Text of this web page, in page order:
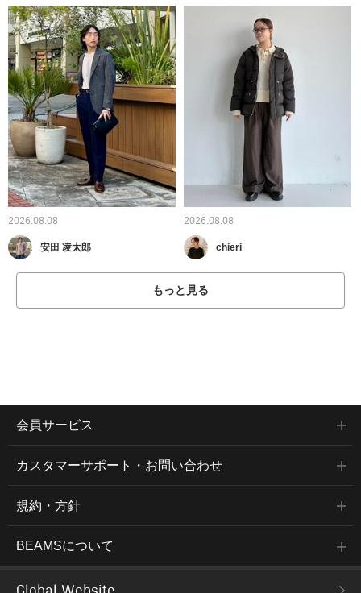
2026.08.08
安田 凌太郎
2026.08.08
chieri
もっと見る
会員サービス
カスタマーサポート・お問い合わせ
規約・方針
BEAMSについて